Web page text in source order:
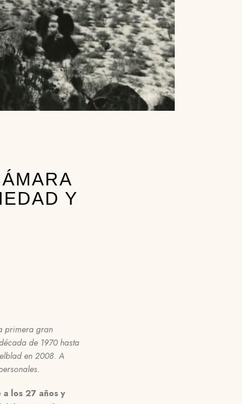
Y
primera gran
de 1970 hasta
en 2008. A
los 27 años y